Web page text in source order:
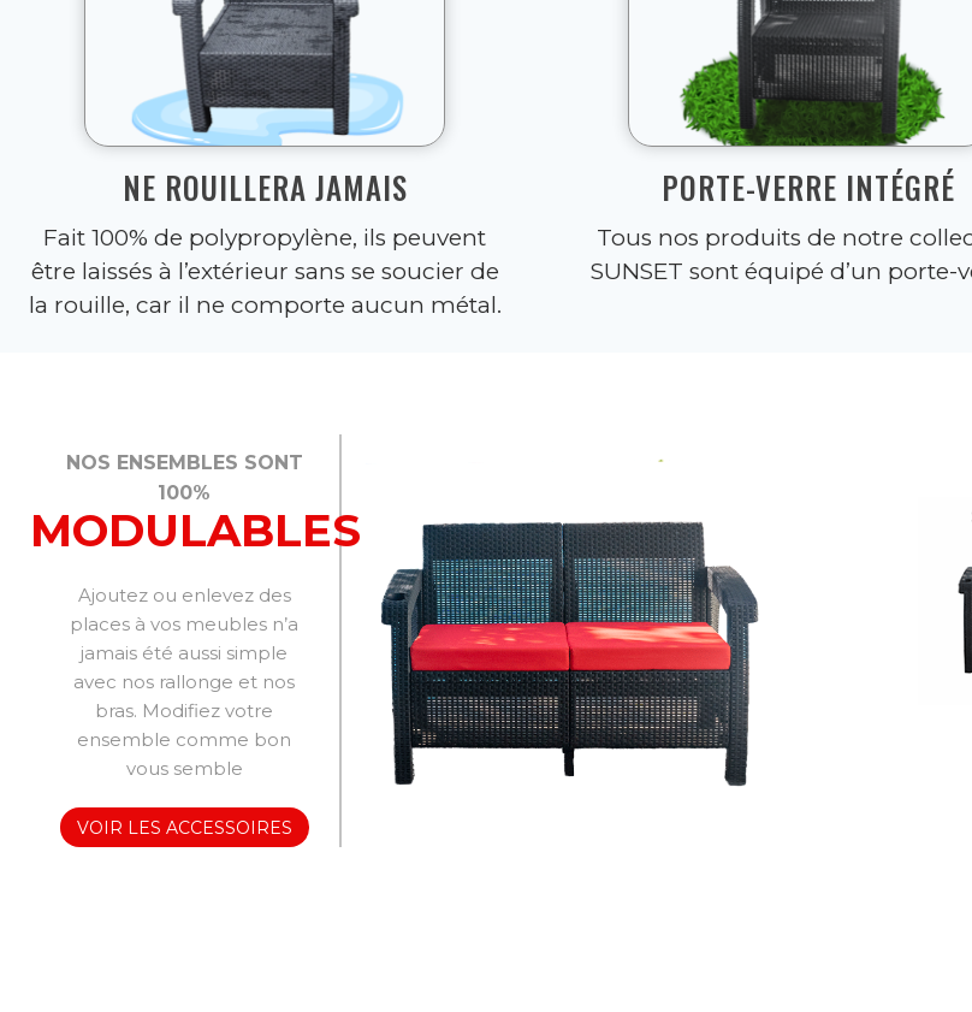
NE ROUILLERA JAMAIS
Fait 100% de polypropylène, ils peuvent
être laissés à l’extérieur sans se soucier de
la rouille, car il ne comporte aucun métal.
PORTE-VERRE INTÉGRÉ
Tous nos produits de notre
SUNSET sont équipé d’un porte-
NOS ENSEMBLES SONT
100%
MODULABLES
Ajoutez ou enlevez des
places à vos meubles n’a
jamais été aussi simple
avec nos rallonge et nos
bras. Modifiez votre
ensemble comme bon
vous semble
VOIR LES ACCESSOIRES